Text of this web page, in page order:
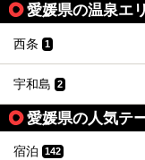
愛媛県の温泉エ
西条 1
宇和島 2
愛媛県の人気テ
宿泊 142